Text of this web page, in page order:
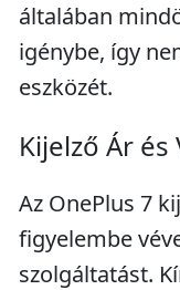
általában
igénybe, így
eszközét.
Kijelző Ár
Az OnePlus 7
figyelembe
szolgáltatást.